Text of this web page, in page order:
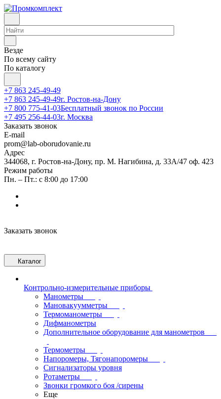
Везде
По всему сайту
По каталогу
+7 863 245-49-49
+7 863 245-49-49г. Ростов-на-Дону
+7 800 775-41-03Бесплатный звонок по России
+7 495 256-44-03г. Москва
Заказать звонок
E-mail
prom@lab-oborudovanie.ru
Адрес
344068, г. Ростов-на-Дону, пр. М. Нагибина, д. 33А/47 оф. 423
Режим работы
Пн. – Пт.: с 8:00 до 17:00
Заказать звонок
Каталог
Контрольно-измерительные приборы
Манометры
Мановакуумметры
Термоманометры
Дифманометры
Дополнительное оборудование для манометров
Термометры
Напоромеры, Тягонапоромеры
Сигнализаторы уровня
Ротаметры
Звонки громкого боя /сирены
Еще